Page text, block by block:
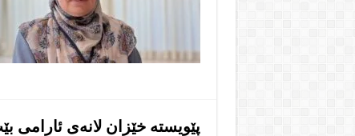
پێویسته‌ خێزان لانه‌ى ئارامى